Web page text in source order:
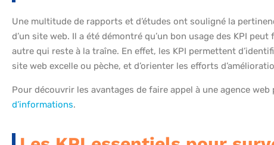
Une multitude de rapports et d’études ont souligné la
d’un site web. Il a été démontré qu’un bon usage des KPI
autre qui reste à la traîne. En effet, les KPI permettent
site web excelle ou pèche, et d’orienter les efforts
Pour découvrir les avantages de faire appel à une agence
d’informations.